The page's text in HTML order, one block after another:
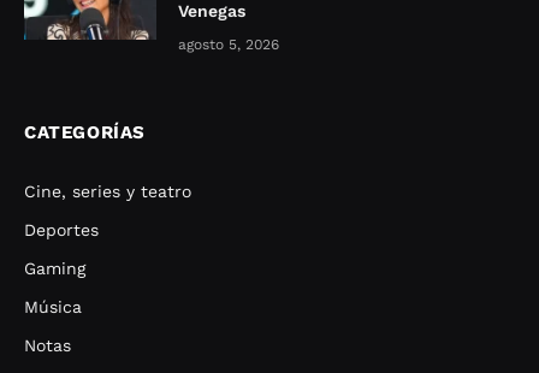
Venegas
agosto 5, 2026
CATEGORÍAS
Cine, series y teatro
Deportes
Gaming
Música
Notas